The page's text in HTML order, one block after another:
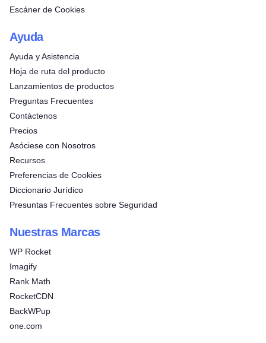
Escáner de Cookies
Ayuda
Ayuda y Asistencia
Hoja de ruta del producto
Lanzamientos de productos
Preguntas Frecuentes
Contáctenos
Precios
Asóciese con Nosotros
Recursos
Preferencias de Cookies
Diccionario Jurídico
Presuntas Frecuentes sobre Seguridad
Nuestras Marcas
WP Rocket
Imagify
Rank Math
RocketCDN
BackWPup
one.com